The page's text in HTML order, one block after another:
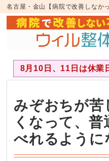
名古屋・金山【病院で改善しなか
8月10日、11日は休業
みぞおちが苦
くなって、
べれるように